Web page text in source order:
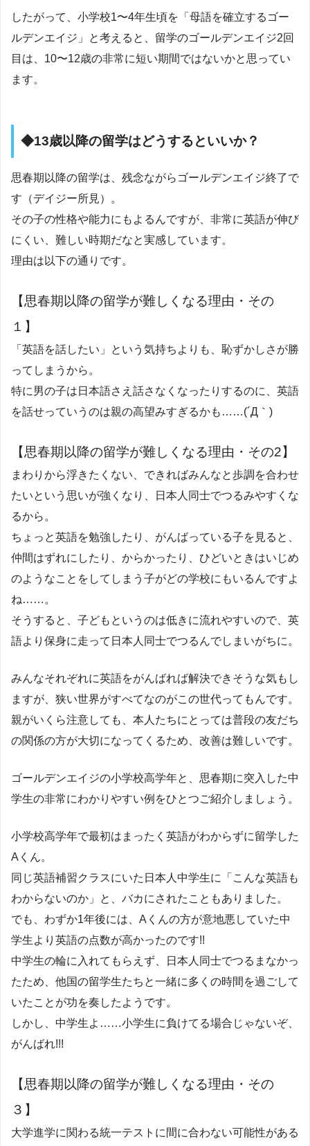
したがって、小学校1〜4年生頃を「母語を確立するゴー
ルデンエイジ」と考えると、留学のゴールデンエイジ2回
目は、10〜12歳の非常に短い期間ではないかと思ってい
ます。
◆13歳以降の留学はどうするといいか？
思春期以降の留学は、残念ながらゴールデンエイジ終了で
す（デイジー所見）。
その子の性格や能力にもよるんですが、非常に英語が伸び
にくい、難しい時期だなと実感しています。
理由は以下の通りです。
【思春期以降の留学が難しくなる理由・その
１】
「英語を話したい」という気持ちよりも、恥ずかしさが勝
ってしまうから。
特に男の子は日本語さえ話さなくなったりするのに、英語
を話せっていうのは親の高望みすぎるかも……(´Д｀)
【思春期以降の留学が難しくなる理由・その2】
まわりから浮きたくない、できればみんなと歩調を合わせ
たいという思いが強くなり、日本人同士でつるみやすくな
るから。
ちょっと英語を勉強したり、がんばっている子を見ると、
仲間はずれにしたり、からかったり、ひどいときはいじめ
のようなことをしてしまう子がどの学校にもいるんですよ
ね……。
そうすると、子どもというのは低きに流れやすいので、英
語より保身に走って日本人同士でつるんでしまいがちに。
みんなそれぞれに英語をがんばれば解決できそうな気もし
ますが、狭い世界がすべてなのがこの世代ってもんです。
親がいくら注意しても、本人たちにとっては普段の友だち
の関係の方が大切になってくるため、改善は難しいです。
ゴールデンエイジの小学校高学年と、思春期に突入した中
学生の非常にわかりやすい例をひとつご紹介しましょう。
小学校高学年で最初はまったく英語がわからずに留学した
Aくん。
同じ英語補習クラスにいた日本人中学生に「こんな英語も
わからないのか」と、バカにされたこともありました。
でも、わずか1年後には、Aくんの方が意地悪していた中
学生より英語の点数が高かったのです!!
中学生の輪に入れてもらえず、日本人同士でつるまなかっ
たため、他国の留学生たちと一緒に多くの時間を過ごして
いたことが功を奏したようです。
しかし、中学生よ……小学生に負けてる場合じゃないぞ、
がんばれ!!!
【思春期以降の留学が難しくなる理由・その
３】
大学進学に関わる統一テストに間に合わない可能性がある